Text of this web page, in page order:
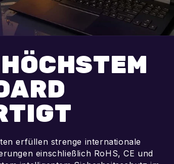
erfüllen strenge internationale
einschließlich RoHS, CE und